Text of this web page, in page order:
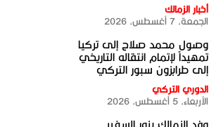
أخبار الزمالك
الجمعة، 7 أغسطس، 2026
وصول محمد صلاح إلى تركيا
تمهيداً لإتمام انتقاله التاريخي
إلى طرابزون سبور التركي
الدوري التركي
الأربعاء، 5 أغسطس، 2026